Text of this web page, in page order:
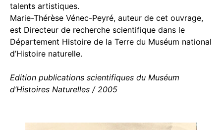
talents artistiques.
Marie-Thérèse Vénec-Peyré, auteur de cet ouvrage,
est Directeur de recherche scientifique dans le
Département Histoire de la Terre du Muséum national
d’Histoire naturelle.
Edition publications scientifiques du Muséum
d’Histoires Naturelles / 2005